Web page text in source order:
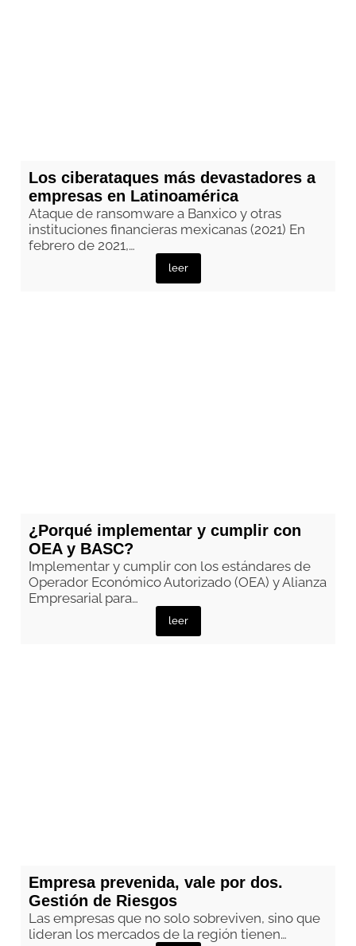
Los ciberataques más devastadores a
empresas en Latinoamérica
Ataque de ransomware a Banxico y otras
instituciones financieras mexicanas (2021) En
febrero de 2021,…
leer
¿Porqué implementar y cumplir con
OEA y BASC?
Implementar y cumplir con los estándares de
Operador Económico Autorizado (OEA) y Alianza
Empresarial para…
leer
Empresa prevenida, vale por dos.
Gestión de Riesgos
Las empresas que no solo sobreviven, sino que
lideran los mercados de la región tienen…